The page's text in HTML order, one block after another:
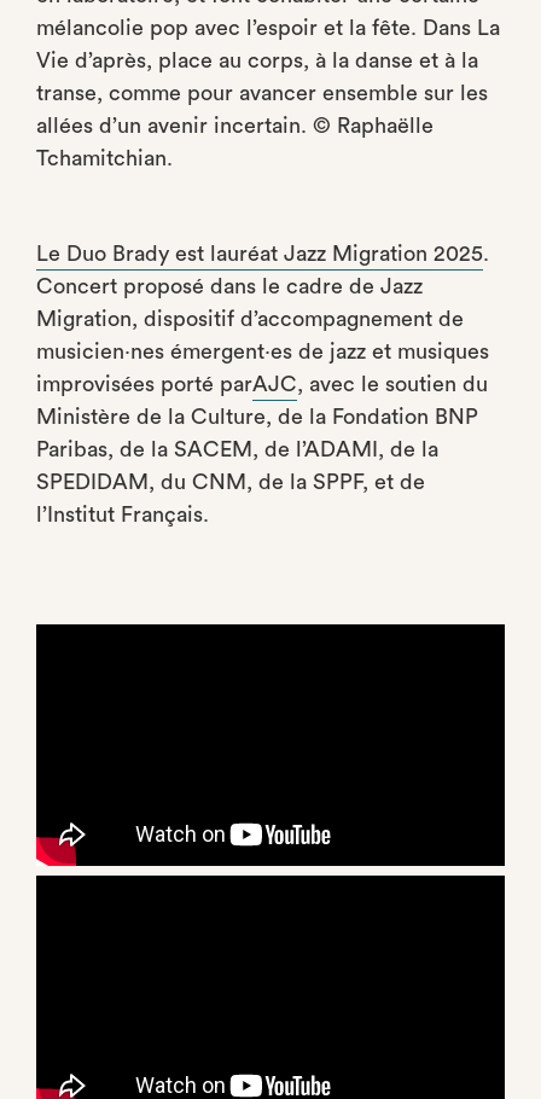
mélancolie pop avec l’espoir et la fête. Dans La
Vie d’après, place au corps, à la danse et à la
transe, comme pour avancer ensemble sur les
allées d’un avenir incertain. © Raphaëlle
Tchamitchian.
Le Duo Brady est lauréat Jazz Migration 2025.
Concert proposé dans le cadre de Jazz
Migration, dispositif d’accompagnement de
musicien·nes émergent·es de jazz et musiques
improvisées porté parAJC, avec le soutien du
Ministère de la Culture, de la Fondation BNP
Paribas, de la SACEM, de l’ADAMI, de la
SPEDIDAM, du CNM, de la SPPF, et de
l’Institut Français.